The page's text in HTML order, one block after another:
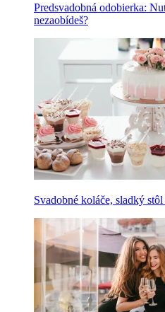
Predsvadobná odobierka:
nezaobídeš?
Svadobné koláče, sladký